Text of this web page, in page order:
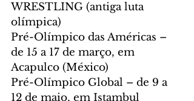
WRESTLING (antiga luta
olímpica)
Pré-Olímpico das Américas –
de 15 a 17 de março, em
Acapulco (México)
Pré-Olímpico Global – de 9 a
12 de maio, em Istambul